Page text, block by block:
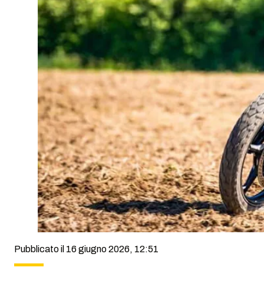
Pubblicato il 16 giugno 2026, 12:51